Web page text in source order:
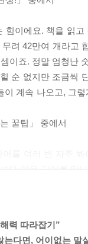
힘이에요. 책을 읽
려 42만여 개라고
이죠. 정말 엄청난
순 없지만 조금씩
이 계속 나오고, 그
꿀팁」 중에서
다 많은 단어를 만
」 중에서
하는 걸까요? 우선
력 따라잡기”
는다면, 어이없는 말